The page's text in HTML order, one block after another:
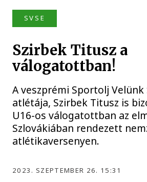
SVSE
Szirbek Titusz a
válogatottban!
A veszprémi Sportolj Velünk
atlétája, Szirbek Titusz is
U16-os válogatottban az
Szlovákiában rendezett
atlétikaversenyen.
2023. SZEPTEMBER 26. 15:31